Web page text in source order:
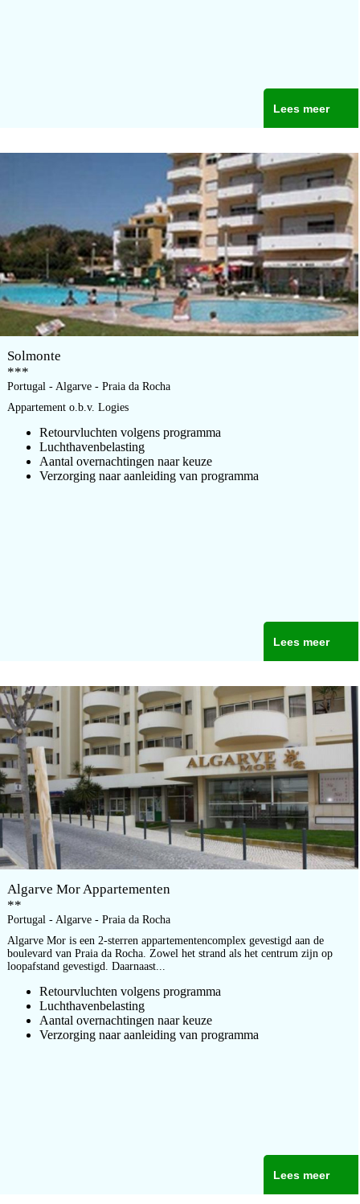
Lees meer
Solmonte
***
Portugal - Algarve - Praia da Rocha
Appartement o.b.v. Logies
Retourvluchten volgens programma
Luchthavenbelasting
Aantal overnachtingen naar keuze
Verzorging naar aanleiding van programma
Lees meer
Algarve Mor Appartementen
**
Portugal - Algarve - Praia da Rocha
Algarve Mor is een 2-sterren appartementencomplex gevestigd aan de
boulevard van Praia da Rocha. Zowel het strand als het centrum zijn op
loopafstand gevestigd. Daarnaast...
Retourvluchten volgens programma
Luchthavenbelasting
Aantal overnachtingen naar keuze
Verzorging naar aanleiding van programma
Lees meer